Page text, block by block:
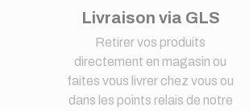
Livraison via GLS
Retirer vos produits
directement en magasin ou
faites vous livrer chez vous ou
dans les points relais de notre